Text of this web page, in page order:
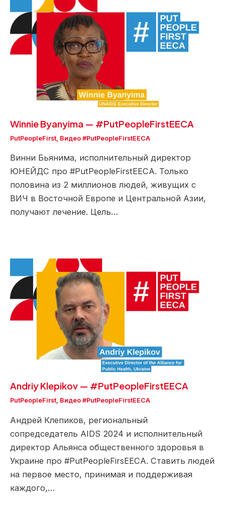
Winnie Byanyima — #PutPeopleFirstEECA
PutPeopleFirst Видео #PutPeopleFirstEECA
Винни Бьянима, исполнительный директор
ЮНЕЙДС про #PutPeopleFirstEECA. Только
половина из 2 миллионов людей, живущих с
ВИЧ в Восточной Европе и Центральной Азии,
получают лечение. Цель…
Andriy Klepikov — #PutPeopleFirstEECA
PutPeopleFirst, Видео #PutPeopleFirstEECA
Андрей Клепиков, региональный
сопредседатель AIDS 2024 и исполнительный
директор Альянса общественного здоровья в
Украине про #PutPeopleFirsEECA. Ставить людей
на первое место, принимая и поддерживая
каждого,…